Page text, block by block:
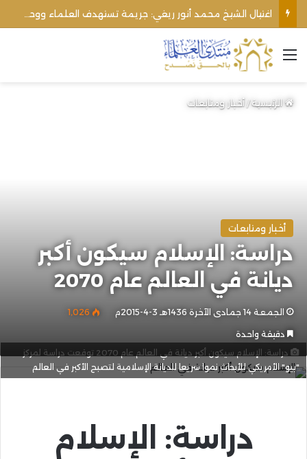
القائمة
الرئيسية/أخبار ومتابعات
أخبار ومتابعات
دراسة: الإسلام سيكون أكبر
ديانة في العالم عام 2070
الجمعة 14 جمادى الآخرة 1436هـ 3-4-2015م 1٬026
دقيقة واحدة
دراسة: الإسلام سيكون أكبر ديانة في العالم عام 2070 توقعت دراسة لمركز
"بيو" الأمريكي للأبحاث نموا سريعا للديانة الإسلامية لتصبح الأكبر في العالم
دراسة: الإسلام